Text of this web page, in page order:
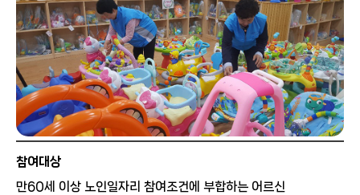
참여대상
만60세 이상 노인일자리 참여조건에 부합하는 어르신